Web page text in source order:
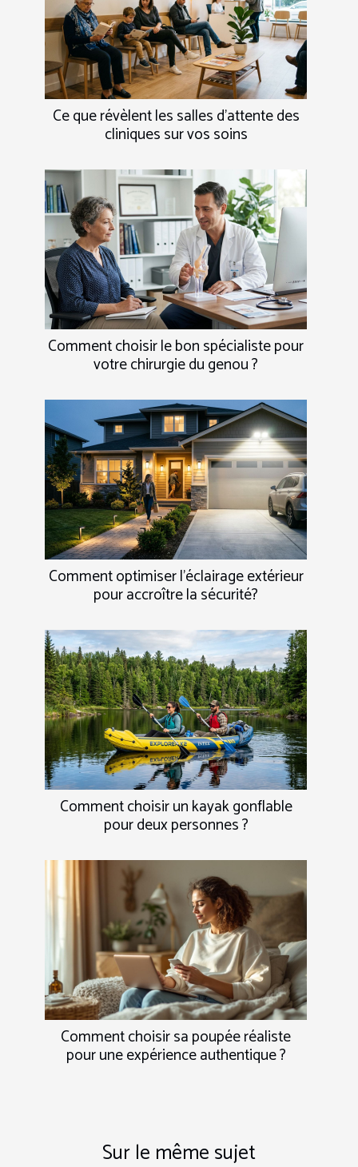
Ce que révèlent les salles d’attente des
cliniques sur vos soins
Comment choisir le bon spécialiste pour
votre chirurgie du genou ?
Comment optimiser l'éclairage extérieur
pour accroître la sécurité?
Comment choisir un kayak gonflable
pour deux personnes ?
Comment choisir sa poupée réaliste
pour une expérience authentique ?
Sur le même sujet